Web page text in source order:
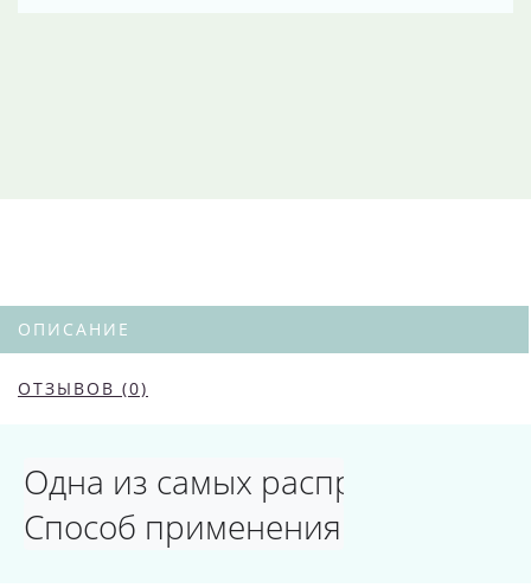
ОПИСАНИЕ
ОТЗЫВОВ (0)
Одна из самых
Способ применения CROOZ